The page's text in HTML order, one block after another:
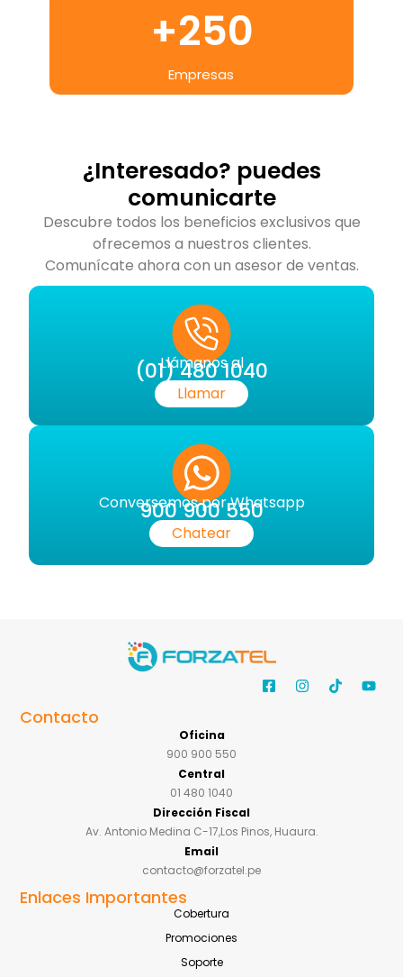
Empresas
+250
¿Interesado? puedes
comunicarte
Descubre todos los beneficios exclusivos que
ofrecemos a nuestros clientes.
Comunícate ahora con un asesor de ventas.
Llámanos al
(01) 480 1040
Llamar
Conversemos por Whatsapp
900 900 550
Chatear
Contacto
Oficina
900 900 550
Central
01 480 1040
Dirección Fiscal
Av. Antonio Medina C-17,Los Pinos, Huaura.
Email
contacto@forzatel.pe
Enlaces Importantes
Cobertura
Promociones
Soporte